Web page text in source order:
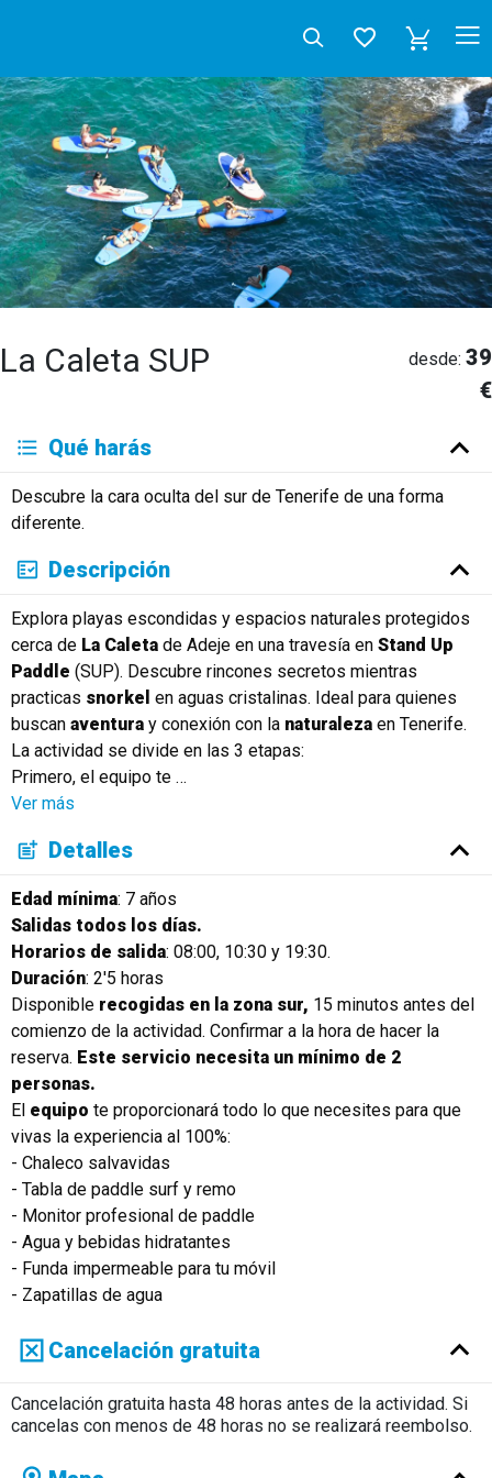
La Caleta SUP desde: 39
€
Deutsch English
Français
Italiano
Neerlandés
Русский
Qué harás
Descubre la cara oculta del sur de Tenerife de una forma
diferente.
Descripción
Explora playas escondidas y espacios naturales protegidos
cerca deLa Caletade Adeje en una travesía en Stand Up
Paddle (SUP). Descubre rincones secretos mientras
practicas snorkel en aguas cristalinas. Ideal para quienes
buscan aventura y conexión con la naturaleza en Tenerife.
La actividad se divide en las 3 etapas:
Primero, el equipo te …
Ver más
Detalles
Edad mínima: 7 años
Salidas todos los días.
Horarios de salida: 08:00, 10:30 y 19:30.
Duración: 2'5 horas
Disponible recogidas en la zona sur, 15 minutos antes del
comienzo de la actividad. Confirmar a la hora de hacer la
reserva. Este servicio necesita un mínimo de 2
personas.
El equipo te proporcionará todo lo que necesites para que
vivas la experiencia al 100%:
- Chaleco salvavidas
- Tabla de paddle surf y remo
- Monitor profesional de paddle
- Agua y bebidas hidratantes
- Funda impermeable para tu móvil
- Zapatillas de agua
Cancelación gratuita
Cancelación gratuita hasta 48 horas antes de la actividad. Si
cancelas con menos de 48 horas no se realizará reembolso.